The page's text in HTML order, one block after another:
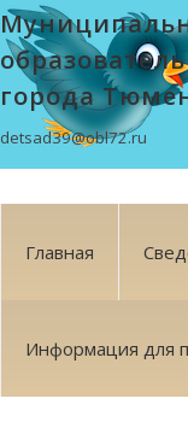
города
detsad39@obl72.ru
Главная
Информация для